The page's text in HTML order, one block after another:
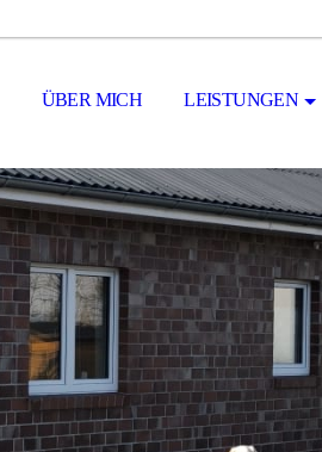
ÜBER MICH LEISTUNGEN